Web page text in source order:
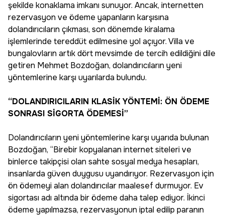
şekilde konaklama imkanı sunuyor. Ancak, internetten
rezervasyon ve ödeme yapanların karşısına
dolandırıcıların çıkması, son dönemde kiralama
işlemlerinde tereddüt edilmesine yol açıyor. Villa ve
bungalovların artık dört mevsimde de tercih edildiğini dile
getiren Mehmet Bozdoğan, dolandırıcıların yeni
yöntemlerine karşı uyarılarda bulundu.
“DOLANDIRICILARIN KLASİK YÖNTEMİ: ÖN ÖDEME
SONRASI SİGORTA ÖDEMESİ”
Dolandırıcıların yeni yöntemlerine karşı uyarıda bulunan
Bozdoğan, “Birebir kopyalanan internet siteleri ve
binlerce takipçisi olan sahte sosyal medya hesapları,
insanlarda güven duygusu uyandırıyor. Rezervasyon için
ön ödemeyi alan dolandırıcılar maalesef durmuyor. Ev
sigortası adı altında bir ödeme daha talep ediyor. İkinci
ödeme yapılmazsa, rezervasyonun iptal edilip paranın